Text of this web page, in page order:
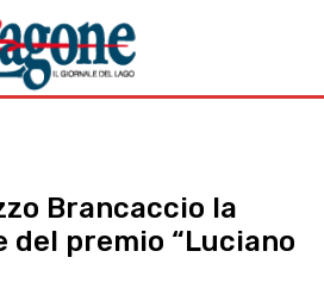
Brancaccio la
del premio “Luciano